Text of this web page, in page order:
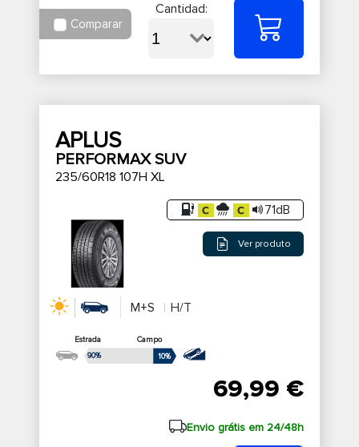
Comparar
Cantidad:
APLUS
PERFORMAX SUV
235/60R18 107H XL
71dB
Ver produto
M+S H/T
Estrada
Campo
90%
10%
69,99 €
Envio grátis em 24/48h